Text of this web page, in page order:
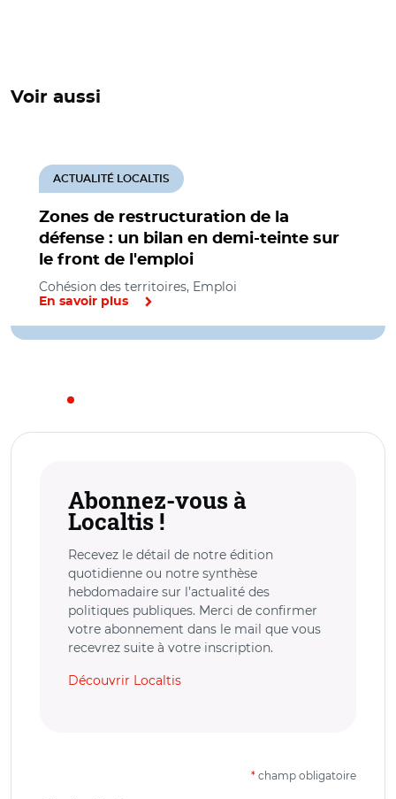
Voir aussi
Zones de restructuration de la
défense : un bilan en demi-teinte sur
le front de l'emploi
ACTUALITÉ LOCALTIS
Cohésion des territoires, Emploi
En savoir plus
Abonnez-vous à
Localtis !
Recevez le détail de notre édition
quotidienne ou notre synthèse
hebdomadaire sur l’actualité des
politiques publiques. Merci de confirmer
votre abonnement dans le mail que vous
recevrez suite à votre inscription.
Découvrir Localtis
* champ obligatoire